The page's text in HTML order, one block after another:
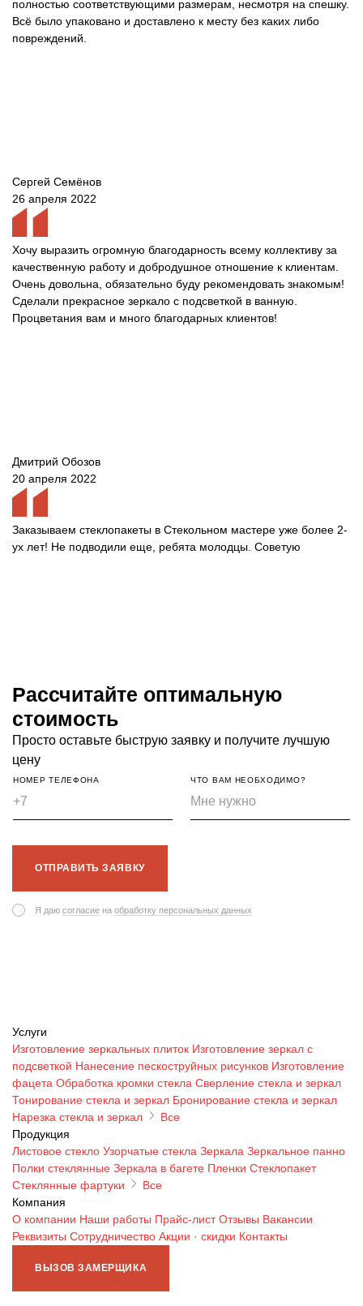
полностью соответствующими размерам, несмотря на спешку.
Всё было упаковано и доставлено к месту без каких либо
повреждений.
Сергей Семёнов
26 апреля 2022
Хочу выразить огромную благодарность всему коллективу за
качественную работу и добродушное отношение к клиентам.
Очень довольна, обязательно буду рекомендовать знакомым!
Сделали прекрасное зеркало с подсветкой в ванную.
Процветания вам и много благодарных клиентов!
Дмитрий Обозов
20 апреля 2022
Заказываем стеклопакеты в Стекольном мастере уже более 2-
ух лет! Не подводили еще, ребята молодцы. Советую
Рассчитайте оптимальную
стоимость
Просто оставьте быструю заявку и получите лучшую
цену
НОМЕР ТЕЛЕФОНА ЧТО ВАМ НЕОБХОДИМО?
ОТПРАВИТЬ ЗАЯВКУ
Я даю согласие на обработку персональных данных
Услуги
Изготовление зеркальных плиток Изготовление зеркал с
подсветкой Нанесение пескоструйных рисунков Изготовление
фацета Обработка кромки стекла Сверление стекла и зеркал
Тонирование стекла и зеркал Бронирование стекла и зеркал
Нарезка стекла и зеркал
Все
Продукция
Листовое стекло Узорчатые стекла Зеркала Зеркальное панно
Полки стеклянные Зеркала в багете Пленки Стеклопакет
Стеклянные фартуки
Все
Компания
О компании Наши работы Прайс-лист Отзывы Вакансии
Реквизиты Сотрудничество Акции · скидки Контакты
ВЫЗОВ ЗАМЕРЩИКА